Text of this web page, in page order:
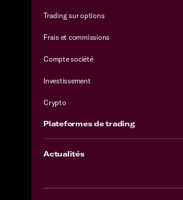
Trading sur options
Frais et commissions
Compte société
Investissement
Crypto
Plateformes de trading
Actualités